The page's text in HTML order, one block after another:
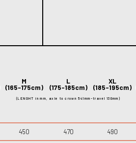
M
(165-175cm)
L
(175-185cm)
XL
(185-195cm)
(LENGHT in mm, axle to crown 541mm-travel 130mm)
450 470 490